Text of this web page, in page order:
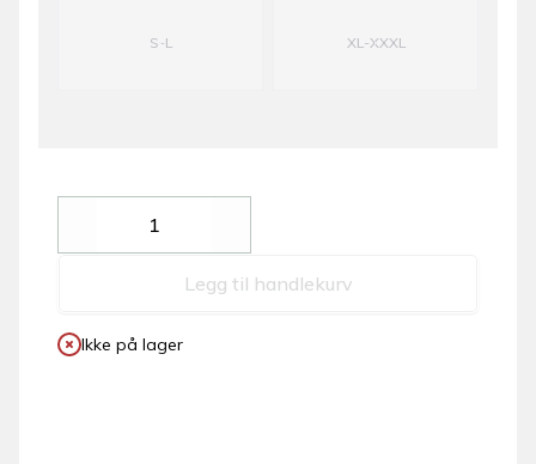
S-L XL-XXXL
Decrease
Legg til handlekurv
Ikke på lager